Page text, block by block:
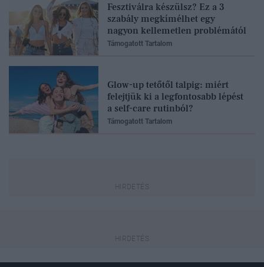
Fesztiválra készülsz? Ez a 3
szabály megkímélhet egy
nagyon kellemetlen problémától
Támogatott Tartalom
Glow-up tetőtől talpig: miért
felejtjük ki a legfontosabb lépést
a self-care rutinból?
Támogatott Tartalom